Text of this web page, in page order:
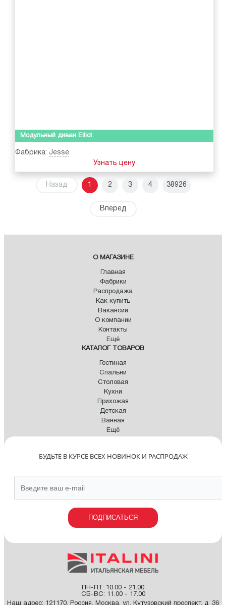
Модульный диван Elliot
Фабрика: Jesse
Узнать цену
Назад 1 2 3 4 38926
Вперед
О МАГАЗИНЕ
Главная
Фабрики
Распродажа
Как купить
Вакансии
О компании
Контакты
Ещё
КАТАЛОГ ТОВАРОВ
Гостиная
Спальни
Столовая
Кухни
Прихожая
Детская
Ванная
Ещё
БУДЬТЕ В КУРСЕ ВСЕХ НОВИНОК И РАСПРОДАЖ
ПОДПИСАТЬСЯ
ПН-ПТ: 10.00 - 21.00
СБ-ВС: 11.00 - 17.00
Наш адрес: 121170, Россия, Москва, ул. Кутузовский проспект, д. 36